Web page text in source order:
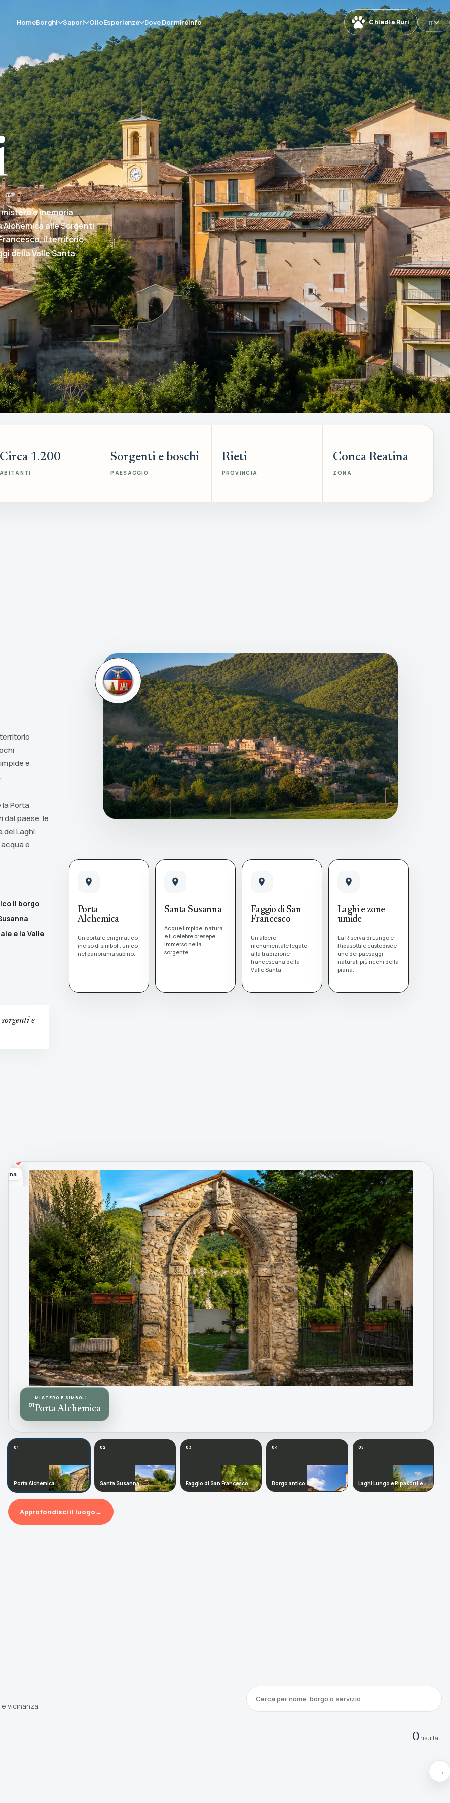
HomeBorghi Sapori OlioEsperienze Dove DormireInfo Chiedi a Ruri IT
e memoria
alle Sorgenti
il territorio
della Valle Santa.
Circa 1.200
ABITANTI
Sorgenti e boschi
PAESAGGIO
Rieti
PROVINCIA
Conca Reatina
ZONA
e
Porta
dal paese, le
dei Laghi
e
il borgo
e la Valle
e
Porta
Alchemica
Un portale enigmatico
inciso di simboli, unico
nel panorama sabino.
Santa Susanna
Acque limpide, natura
e il celebre presepe
immerso nella
sorgente.
Faggio di San
Francesco
Un albero
monumentale legato
alla tradizione
francescana della
Valle Santa.
Laghi e zone
umide
La Riserva di Lungo e
Ripasottile custodisce
uno dei paesaggi
naturali più ricchi della
piana.
01
MISTERO E SIMBOLI
Porta Alchemica
01
Porta Alchemica
02
Santa Susanna
03
Faggio di San Francesco
04
Borgo antico
05
Laghi Lungo e Ripasottile
Approfondisci il luogo→
vicinanza.
0risultati
→